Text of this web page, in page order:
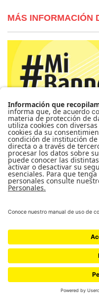
MÁS INFORMACIÓN
Para más información de
Sistema de Información
Ir a Mi Banner
UNIVERSIDAD DE LOS ANDES |
COMO UNIVERSIDAD: DECRETO
RECONOCIMIENTO PERSONERÍA